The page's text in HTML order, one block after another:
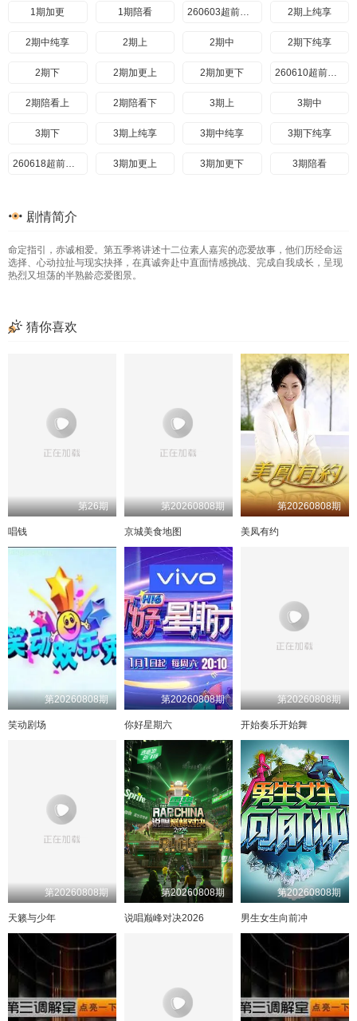
1期加更 1期陪看 260603超前彩蛋 2期上纯享
2期中纯享 2期上 2期中 2期下纯享
2期下 2期加更上 2期加更下 260610超前彩蛋
2期陪看上 2期陪看下 3期上 3期中
3期下 3期上纯享 3期中纯享 3期下纯享
260618超前彩蛋 3期加更上 3期加更下 3期陪看
4期下
4期加更下 4期陪看 5期上 5期中
6期下
6期加更上 7期上
7期中 7期中纯享 7期下纯享
杨茜惠空降陪看 7期加更上
7期加更下 7期陪看 8期上纯享 8期中纯享
8期中
半熟嘉宾陪看 超前彩蛋
8期加更下 8期陪看 直播回放
9期下 10期上 10期下 9期加更上
9期加更下 1期番外上 9期陪看 9期上纯享
1期番外下 10期下纯享
10期加更上 10期加更下
剧情简介
命定指引，赤诚相爱。第五季将讲述十二位素人嘉宾的恋爱故事，他们历经命运
选择、心动拉扯与现实抉择，在真诚奔赴中直面情感挑战、完成自我成长，呈现
热烈又坦荡的半熟龄恋爱图景。
猜你喜欢
第26期
唱钱
第20260808期
京城美食地图
第20260808期
美凤有约
第20260808期
笑动剧场
第20260808期
你好星期六
第20260808期
开始奏乐开始舞
第20260808期
天籁与少年
第20260808期
说唱巅峰对决2026
第20260808期
男生女生向前冲